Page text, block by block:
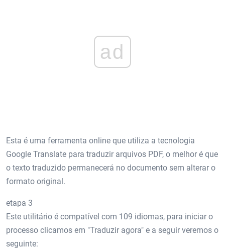
ad
Esta é uma ferramenta online que utiliza a tecnologia
Google Translate para traduzir arquivos PDF, o melhor é que
o texto traduzido permanecerá no documento sem alterar o
formato original.
etapa 3
Este utilitário é compatível com 109 idiomas, para iniciar o
processo clicamos em "Traduzir agora" e a seguir veremos o
seguinte: